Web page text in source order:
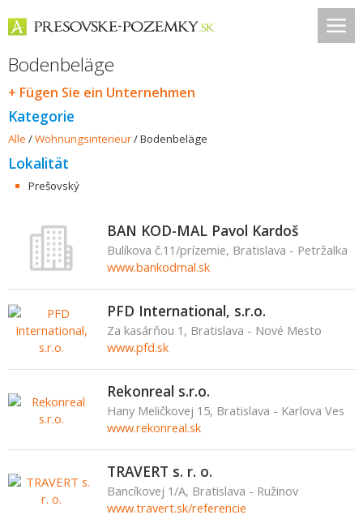
Bodenbeläge
+ Fügen Sie ein Unternehmen
Kategorie
Alle /Wohnungsinterieur/Bodenbeläge
Lokalität
Prešovský
BAN KOD-MAL Pavol Kardoš
Bulíkova č.11/prízemie, Bratislava - Petržalka
www.bankodmal.sk
PFD International, s.r.o.
Za kasárňou 1, Bratislava - Nové Mesto
www.pfd.sk
Rekonreal s.r.o.
Hany Meličkovej 15, Bratislava - Karlova Ves
www.rekonreal.sk
TRAVERT s. r. o.
Bancíkovej 1/A, Bratislava - Ružinov
www.travert.sk/referencie